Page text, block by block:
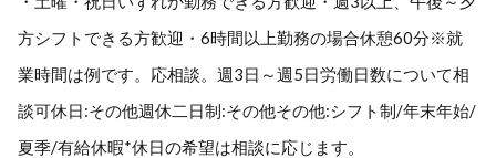
方シフトできる方歓迎・6時間以上勤務の場合休憩60分※就
業時間は例です。応相談。週3日～週5日労働日数について相
談可休日:その他週休二日制:その他その他:シフト制/年末年始/
夏季/有給休暇*休日の希望は相談に応じます。